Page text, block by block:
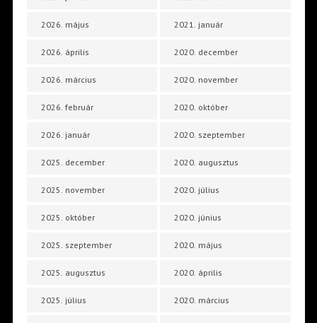
2026. május
2026. április
2026. március
2026. február
2026. január
2025. december
2025. november
2025. október
2025. szeptember
2025. augusztus
2025. július
2021. január
2020. december
2020. november
2020. október
2020. szeptember
2020. augusztus
2020. július
2020. június
2020. május
2020. április
2020. március